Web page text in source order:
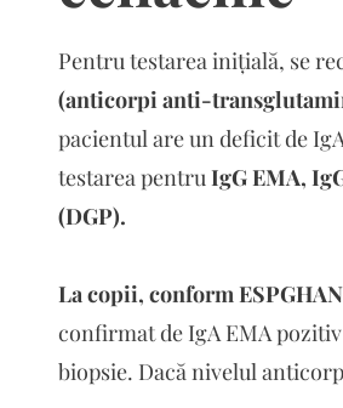
Pentru testarea inițială, se
(anticorpi anti-
pacientul are un deficit de
testarea pentruIgG EMA,
(DGP).
La copii, conform
confirmat de IgA EMA
biopsie. Dacă nivelul